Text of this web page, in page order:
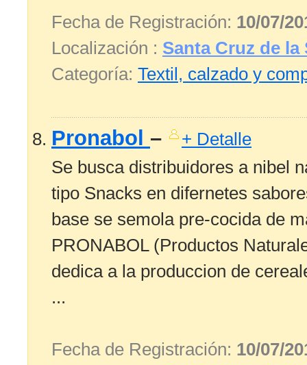
Fecha de Registración: 10/07/
Localización : Santa Cruz de la
Categoría: Textil, calzado y
Pronabol – + Detalle
Se busca distribuidores a nibel
tipo Snacks en difernetes
base se semola pre-cocida de
PRONABOL (Productos
dedica a la produccion de
...
Fecha de Registración: 10/07/